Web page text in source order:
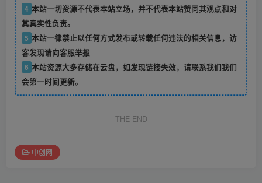
4 本站一切资源不代表本站立场，并不代表本站赞同其观点和对
其真实性负责。
5 本站一律禁止以任何方式发布或转载任何违法的相关信息，访
客发现请向客服举报
6 本站资源大多存储在云盘，如发现链接失效，请联系我们我们
会第一时间更新。
THE END
中创网